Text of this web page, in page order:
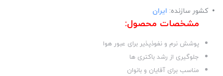
کشور سازنده: ایران
مشخصات محصول:
پوشش نرم و نفوذپذیر برای عبور هوا
جلوگیری از رشد باکتری ها
مناسب برای آقایان و بانوان